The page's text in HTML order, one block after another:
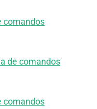
comandos
de comandos
comandos